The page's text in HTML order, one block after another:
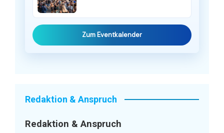
Zum Eventkalender
Redaktion & Anspruch
Redaktion & Anspruch